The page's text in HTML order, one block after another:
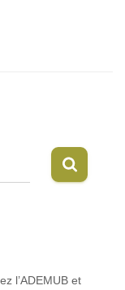
l’ADEMUB et